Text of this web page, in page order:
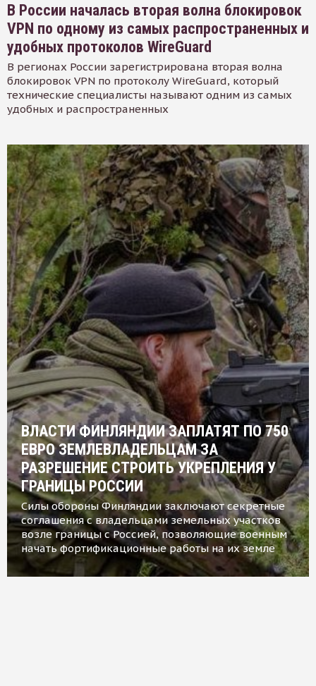
В России началась вторая волна блокировок
VPN по одному из самых распространенных и
удобных протоколов WireGuard
В регионах России зарегистрирована вторая волна
блокировок VPN по протоколу WireGuard, который
технические специалисты называют одним из самых
удобных и распространенных
ВЛАСТИ ФИНЛЯНДИИ ЗАПЛАТЯТ ПО 750
ЕВРО ЗЕМЛЕВЛАДЕЛЬЦАМ ЗА
РАЗРЕШЕНИЕ СТРОИТЬ УКРЕПЛЕНИЯ У
ГРАНИЦЫ РОССИИ
Силы обороны Финляндии заключают секретные
соглашения с владельцами земельных участков
возле границы с Россией, позволяющие военным
начать фортификационные работы на их земле